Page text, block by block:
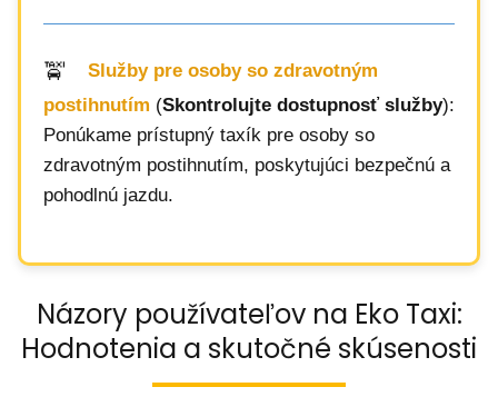
Služby pre osoby so zdravotným
postihnutím (Skontrolujte dostupnosť služby):
Ponúkame prístupný taxík pre osoby so
zdravotným postihnutím, poskytujúci bezpečnú a
pohodlnú jazdu.
Názory používateľov na Eko Taxi:
Hodnotenia a skutočné skúsenosti